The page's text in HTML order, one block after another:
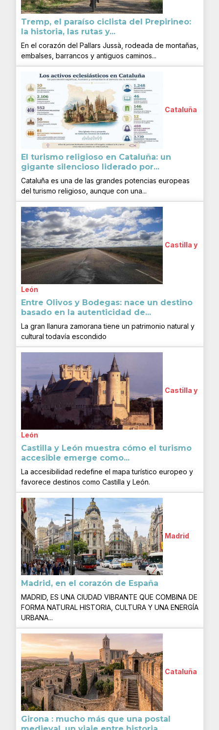
Tremp, el paraíso ciclista del Prepirineo:
la historia, las rutas y...
En el corazón del Pallars Jussà, rodeada de montañas,
embalses, barrancos y antiguos caminos...
Cataluña
El turismo religioso en Cataluña: un
gigante silencioso liderado por...
Cataluña es una de las grandes potencias europeas
del turismo religioso, aunque con una...
Castilla y
León
Entre Olivos y Bodegas: nace un destino
basado en la autenticidad de...
La gran llanura zamorana tiene un patrimonio natural y
cultural todavía escondido
Castilla y
León
Castilla y León muestra cómo el turismo
accesible emerge como...
La accesibilidad redefine el mapa turístico europeo y
favorece destinos como Castilla y León.
Madrid
Madrid, en el corazón de España
MADRID, ES UNA CIUDAD VIBRANTE QUE COMBINA DE
FORMA NATURAL HISTORIA, CULTURA Y UNA ENERGÍA
URBANA...
Cataluña
Girona : mucho más que una postal